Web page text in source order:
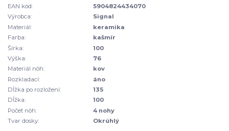
EAN kód:
5904824434070
Výrobca:
Signal
Materiál:
keramika
Farba:
kašmír
Šírka:
100
Výška:
76
Materiál nôh:
kov
Rozkladací:
áno
Dĺžka po rozložení:
135
Dĺžka:
100
Počet nôh:
4 nohy
Tvar dosky:
Okrúhlý